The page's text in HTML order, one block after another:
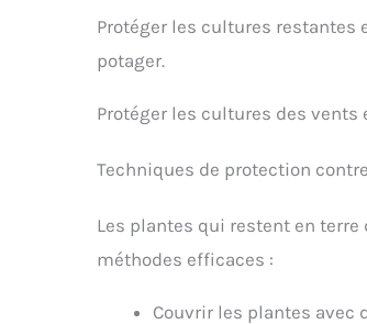
Protéger les cultures restantes
potager.
Protéger les cultures des vents
Techniques de protection
Les plantes qui restent en
méthodes efficaces :
Couvrir les plantes avec